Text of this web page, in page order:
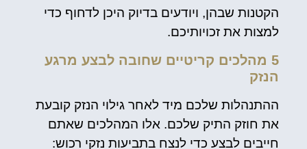
הקטנות שבהן, ויודעים בדיוק היכן לדחוף כדי
למצות את זכויותיכם.
5 מהלכים קריטיים שחובה לבצע מרגע
הנזק
ההתנהלות שלכם מיד לאחר גילוי הנזק קובעת
את חוזק התיק שלכם. אלו המהלכים שאתם
חייבים לבצע כדי לנצח בתביעות נזקי רכוש: